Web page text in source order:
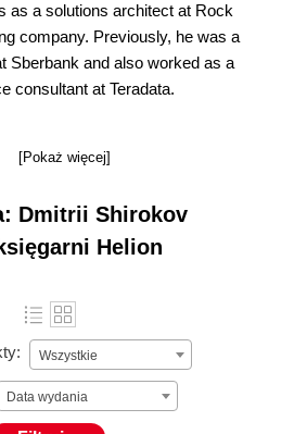
as a solutions architect at Rock
company. Previously, he was a
Sberbank and also worked as a
consultant at Teradata.
[Pokaż więcej]
Dmitrii Shirokov
Helion
Wszystkie
Data wydania